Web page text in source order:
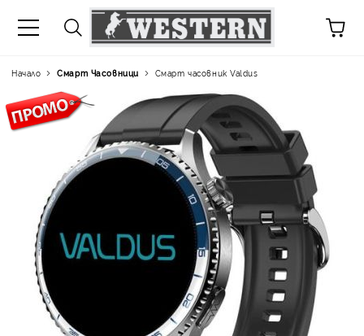
Начало Смарт Часовници Смарт часовник Valdus